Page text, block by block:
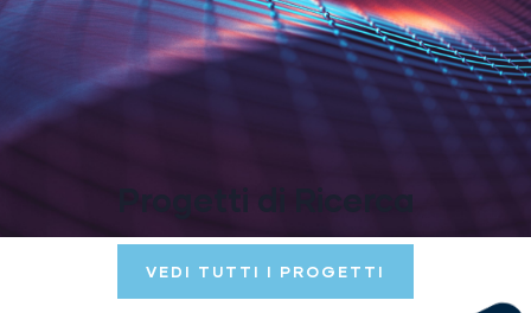
Progetti di Ricerca
VEDI TUTTI I PROGETTI